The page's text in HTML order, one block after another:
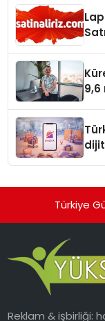
9,6
Türkiye
Reklam & işbirliği: